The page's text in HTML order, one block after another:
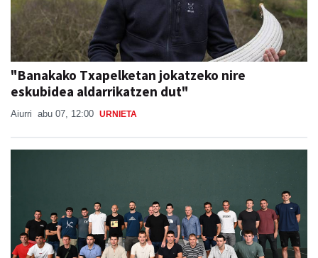
"Banakako Txapelketan jokatzeko nire
eskubidea aldarrikatzen dut"
Aiurri abu 07, 12:00 URNIETA